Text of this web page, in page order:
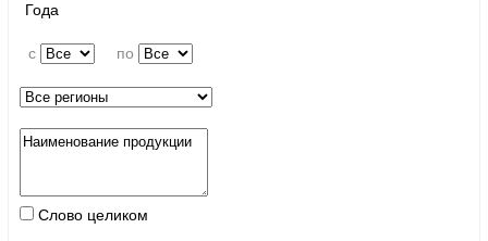
Года
c по
Слово целиком